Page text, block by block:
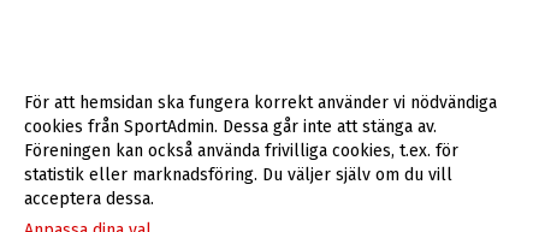
För att hemsidan ska fungera korrekt använder vi nödvändiga
cookies från SportAdmin. Dessa går inte att stänga av.
Föreningen kan också använda frivilliga cookies, t.ex. för
statistik eller marknadsföring. Du väljer själv om du vill
acceptera dessa.